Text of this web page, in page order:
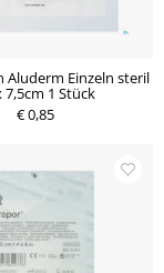
Aluderm Einzeln steril
7,5cm 1 Stück
€ 0,85